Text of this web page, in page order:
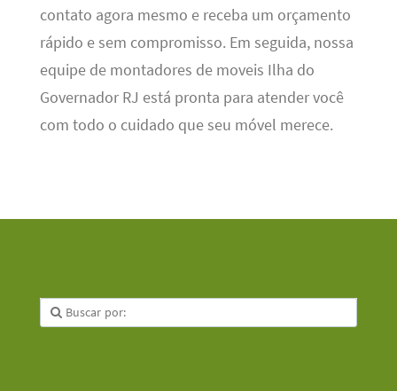
contato agora mesmo e receba um orçamento
rápido e sem compromisso. Em seguida, nossa
equipe de montadores de moveis Ilha do
Governador RJ está pronta para atender você
com todo o cuidado que seu móvel merece.